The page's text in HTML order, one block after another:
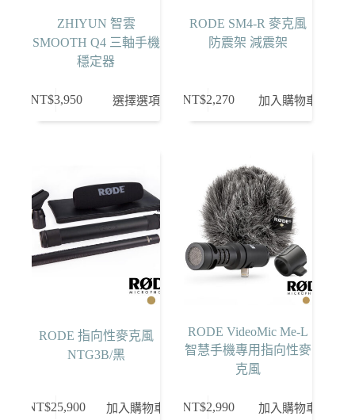
ZHIYUN 智雲
SMOOTH Q4 三軸手機
穩定器
NT$3,950 選擇選項
式。
RODE SM4-R 麥克風
防震架 減震架
NT$2,270 加入購物車
RODE 指向性麥克風
NTG3B/黑
NT$25,900 加入購物車
RODE VideoMic Me-L
智慧手機專用指向性麥
克風
NT$2,990 加入購物車